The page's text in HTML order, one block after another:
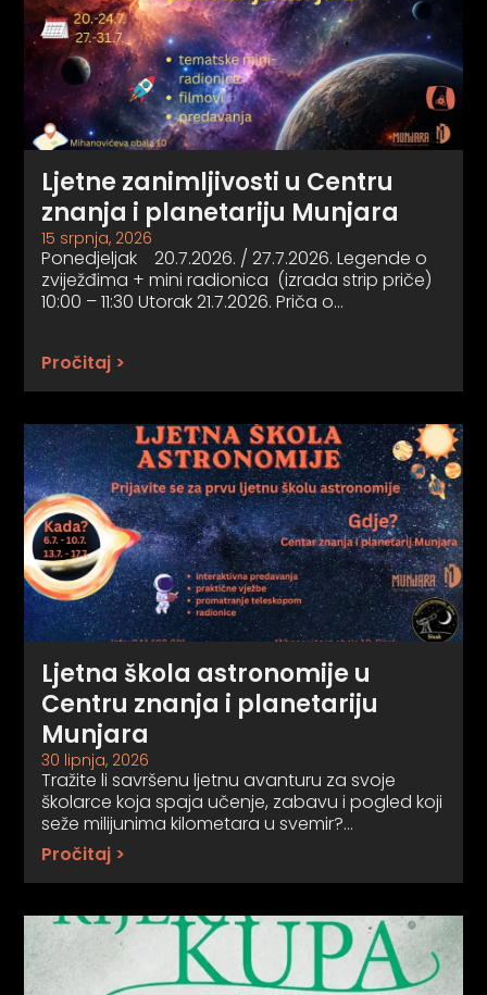
Ljetne zanimljivosti u Centru
znanja i planetariju Munjara
15 srpnja, 2026
Ponedjeljak 20.7.2026. / 27.7.2026. Legende o
zviježđima + mini radionica (izrada strip priče)
10:00 – 11:30 Utorak 21.7.2026. Priča o…
Pročitaj >
Ljetna škola astronomije u
Centru znanja i planetariju
Munjara
30 lipnja, 2026
Tražite li savršenu ljetnu avanturu za svoje
školarce koja spaja učenje, zabavu i pogled koji
seže milijunima kilometara u svemir?…
Pročitaj >